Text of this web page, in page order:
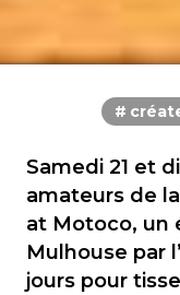
Samedi 21 et
amateurs de
at Motoco, un
Mulhouse par
jours pour